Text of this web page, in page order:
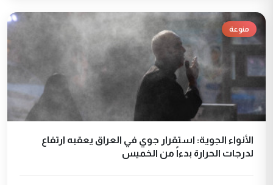
منوعة
الأنواء الجوية: استقرار جوي في العراق يعقبه ارتفاع
لدرجات الحرارة بدءاً من الخميس